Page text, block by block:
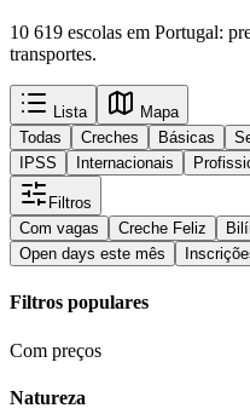
10 619 escolas em Portugal:
transportes.
Lista
Mapa
Todas
Creches Básicas
IPSS
Internacionais
Filtros
Com vagas
Creche Feliz
Open days este mês
Filtros populares
Com preços
Natureza